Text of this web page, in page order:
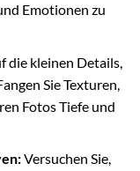
Emotionen zu
die kleinen Details,
Sie Texturen,
Fotos Tiefe und
Versuchen Sie,